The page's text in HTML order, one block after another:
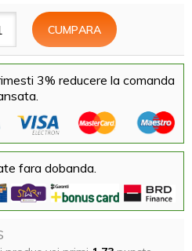
3% reducere la comanda
fara dobanda.